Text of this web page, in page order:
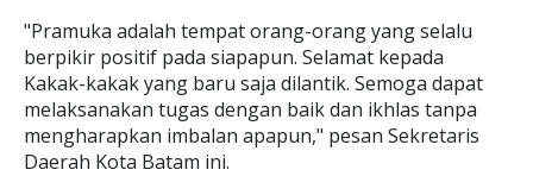
"Pramuka adalah tempat orang-orang yang selalu
berpikir positif pada siapapun. Selamat kepada
Kakak-kakak yang baru saja dilantik. Semoga dapat
melaksanakan tugas dengan baik dan ikhlas tanpa
mengharapkan imbalan apapun," pesan Sekretaris
Daerah Kota Batam ini.